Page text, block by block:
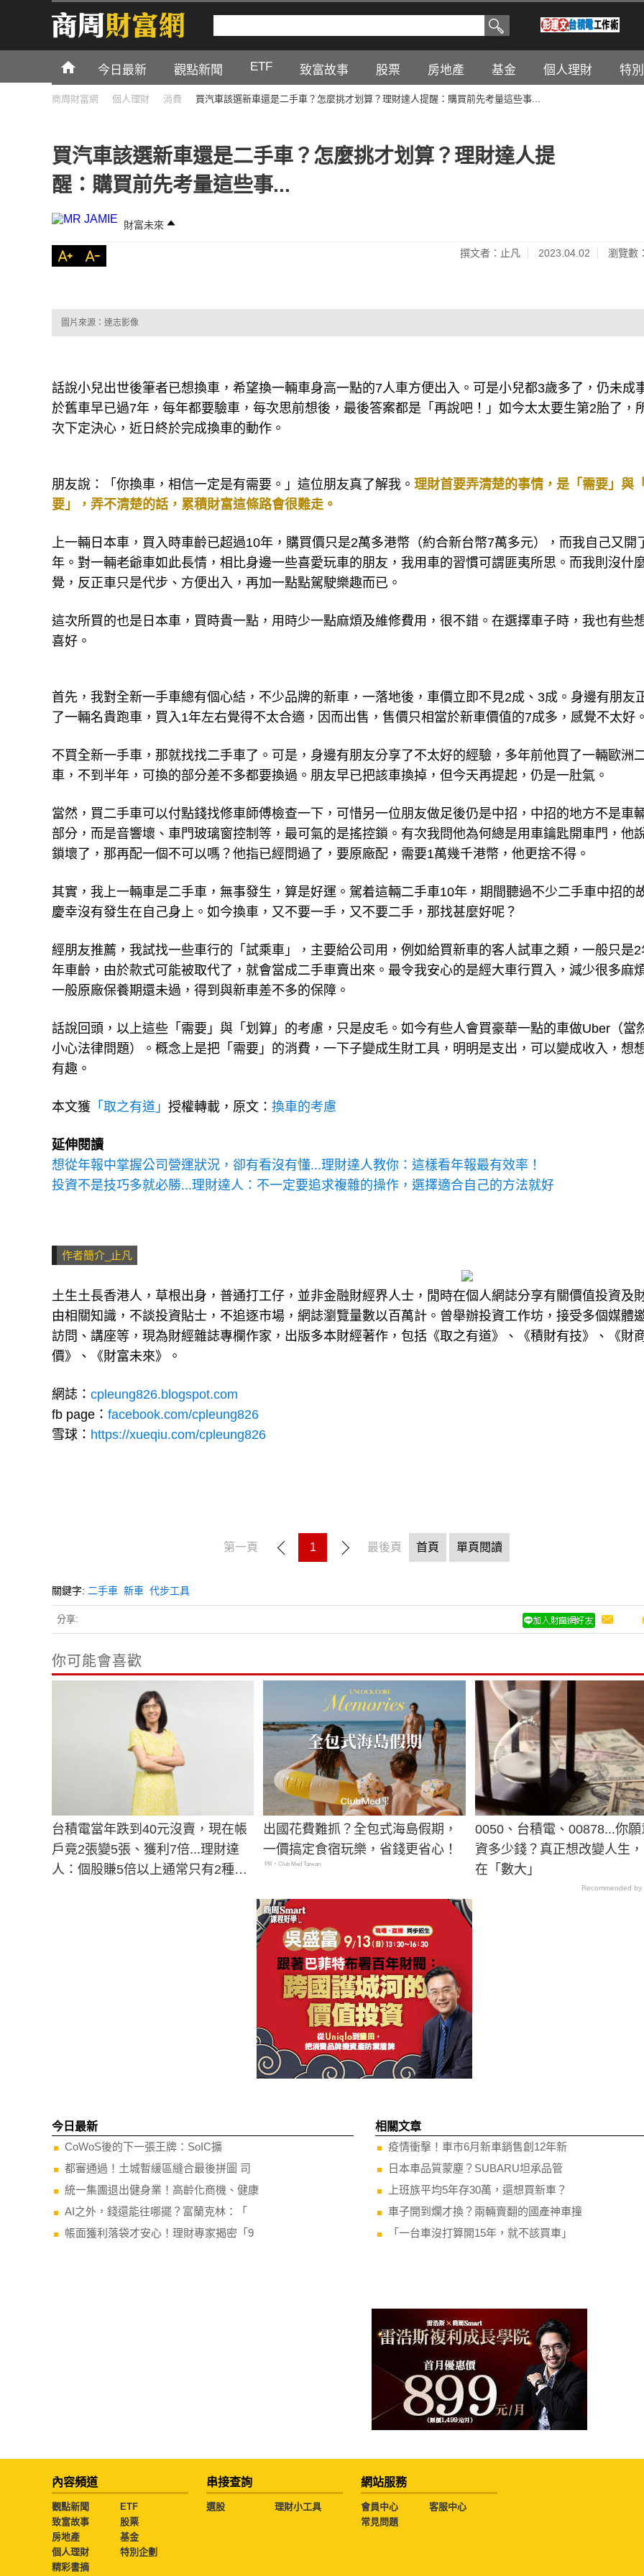
今日最新 觀點新聞 ETF 致富故事 股票 房地產 基金 個人理財 特
商周財富網 個人理財 消費 買汽車該選新車還是二手車？怎麼挑才划算？理財達人提醒：購買前先考量這些事...
買汽車該選新車還是二手車？怎麼挑才划算？理財達人提
醒：購買前先考量這些事...
財富未來
撰文者：止凡 2023.04.02 瀏覽數
圖片來源：達志影像
話說小兒出世後筆者已想換車，希望換一輛車身高一點的7人車方便出入。可是小兒都3歲多了，仍未成
於舊車早已過7年，每年都要驗車，每次思前想後，最後答案都是「再說吧！」如今太太要生第2胎了，
次下定決心，近日終於完成換車的動作。
朋友說：「你換車，相信一定是有需要。」這位朋友真了解我。 理財首要弄清楚的事情，是「需要」與
要」，弄不清楚的話，累積財富這條路會很難走。
上一輛日本車，買入時車齡已超過10年，購買價只是2萬多港幣（約合新台幣7萬多元），而我自己又開
年。對一輛老爺車如此長情，相比身邊一些喜愛玩車的朋友，我用車的習慣可謂匪夷所思。而我則沒什
覺，反正車只是代步、方便出入，再加一點點駕駛樂趣而已。
這次所買的也是日本車，買時貴一點，用時少一點麻煩及維修費用，很不錯。在選擇車子時，我也有些
喜好。
首先，我對全新一手車總有個心結，不少品牌的新車，一落地後，車價立即不見2成、3成。身邊有朋友
了一輛名貴跑車，買入1年左右覺得不太合適，因而出售，售價只相當於新車價值的7成多，感覺不太好。
不買全新一手車，那就找找二手車了。可是，身邊有朋友分享了不太好的經驗，多年前他買了一輛歐洲
車，不到半年，可換的部分差不多都要換過。朋友早已把該車換掉，但今天再提起，仍是一肚氣。
當然，買二手車可以付點錢找修車師傅檢查一下，可惜另一位朋友做足後仍是中招，中招的地方不是車
部分，而是音響壞、車門玻璃窗控制等，最可氣的是搖控鎖。有次我問他為何總是用車鑰匙開車門，他
鎖壞了，那再配一個不可以嗎？他指已經問過了，要原廠配，需要1萬幾千港幣，他更捨不得。
其實，我上一輛車是二手車，無事發生，算是好運。駕着這輛二手車10年，期間聽過不少二手車中招的
慶幸沒有發生在自己身上。如今換車，又不要一手，又不要二手，那找甚麼好呢？
經朋友推薦，我試找一些車行的「試乘車」，主要給公司用，例如給買新車的客人試車之類，一般只是
年車齡，由於款式可能被取代了，就會當成二手車賣出來。最令我安心的是經大車行買入，減少很多麻
一般原廠保養期還未過，得到與新車差不多的保障。
話說回頭，以上這些「需要」與「划算」的考慮，只是皮毛。如今有些人會買豪華一點的車做Uber（當
小心法律問題）。概念上是把「需要」的消費，一下子變成生財工具，明明是支出，可以變成收入，想
有趣。
本文獲 「取之有道」 授權轉載，原文： 換車的考慮
延伸閱讀
想從年報中掌握公司營運狀況，卻有看沒有懂...理財達人教你：這樣看年報最有效率！
投資不是技巧多就必勝...理財達人：不一定要追求複雜的操作，選擇適合自己的方法就好
作者簡介_止凡
土生土長香港人，草根出身，普通打工仔，並非金融財經界人士，閒時在個人網誌分享有關價值投資及
由相關知識，不談投資貼士，不追逐市場，網誌瀏覽量數以百萬計。曾舉辦投資工作坊，接受多個媒體
訪問、講座等，現為財經雜誌專欄作家，出版多本財經著作，包括《取之有道》、《積財有技》、《財
價》、《財富未來》。
網誌： cpleung826.blogspot.com
fb page： facebook.com/cpleung826
雪球： https://xueqiu.com/cpleung826
第一頁 1 最後頁 首頁 單頁閱讀
關鍵字: 二手車 新車 代步工具
分享:
你可能會喜歡
台積電當年跌到40元沒賣，現在帳
戶竟2張變5張、獲利7倍...理財達
人：個股賺5倍以上通常只有2種情
出國花費難抓？全包式海島假期，
一價搞定食宿玩樂，省錢更省心！
PR・Club Med Taiwan
0050、台積電、00878...你願
資多少錢？真正想改變人生
在「數大」
Recommended by
今日最新
CoWoS後的下一張王牌：SoIC擴
都審通過！土城暫緩區縫合最後拼圖 司
統一集團退出健身業！高齡化商機、健康
AI之外，錢還能往哪擺？富蘭克林：「
帳面獲利落袋才安心！理財專家揭密「9
相關文章
疫情衝擊！車市6月新車銷售創12年新
日本車品質蒙塵？SUBARU坦承品管
上班族平均5年存30萬，還想買新車？
車子開到爛才換？兩輛賣翻的國產神車撞
「一台車沒打算開15年，就不該買車」
內容頻道
觀點新聞
ETF
致富故事
股票
房地產
基金
個人理財
特別企劃
精彩書摘
串接查詢
選股 理財小工具
網站服務
會員中心
客服中心
常見問題